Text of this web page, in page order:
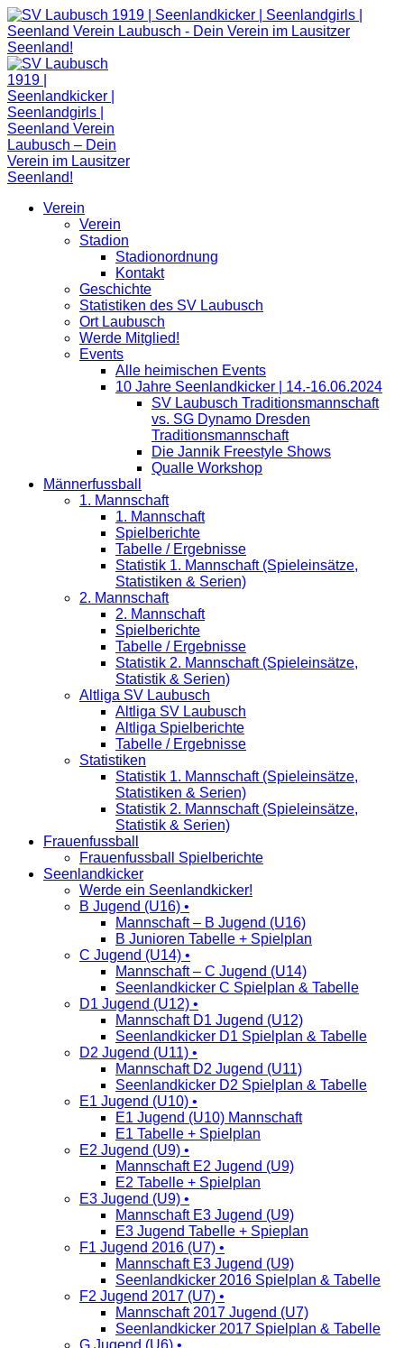
Zum
Inhalt
springen
Verein
Verein
Stadion
Stadionordnung
Kontakt
Geschichte
Statistiken des SV Laubusch
Ort Laubusch
Werde Mitglied!
Events
Alle heimischen Events
10 Jahre Seenlandkicker | 14.-16.06.2024
SV Laubusch Traditionsmannschaft
vs. SG Dynamo Dresden
Traditionsmannschaft
Die Jannik Freestyle Shows
Qualle Workshop
Männerfussball
1. Mannschaft
1. Mannschaft
Spielberichte
Tabelle / Ergebnisse
Statistik 1. Mannschaft (Spieleinsätze,
Statistiken & Serien)
2. Mannschaft
2. Mannschaft
Spielberichte
Tabelle / Ergebnisse
Statistik 2. Mannschaft (Spieleinsätze,
Statistik & Serien)
Altliga SV Laubusch
Altliga SV Laubusch
Altliga Spielberichte
Tabelle / Ergebnisse
Statistiken
Statistik 1. Mannschaft (Spieleinsätze,
Statistiken & Serien)
Statistik 2. Mannschaft (Spieleinsätze,
Statistik & Serien)
Frauenfussball
Frauenfussball Spielberichte
Seenlandkicker
Werde ein Seenlandkicker!
B Jugend (U16) •
Mannschaft – B Jugend (U16)
B Junioren Tabelle + Spielplan
C Jugend (U14) •
Mannschaft – C Jugend (U14)
Seenlandkicker C Spielplan & Tabelle
D1 Jugend (U12) •
Mannschaft D1 Jugend (U12)
Seenlandkicker D1 Spielplan & Tabelle
D2 Jugend (U11) •
Mannschaft D2 Jugend (U11)
Seenlandkicker D2 Spielplan & Tabelle
E1 Jugend (U10) •
E1 Jugend (U10) Mannschaft
E1 Tabelle + Spielplan
E2 Jugend (U9) •
Mannschaft E2 Jugend (U9)
E2 Tabelle + Spielplan
E3 Jugend (U9) •
Mannschaft E3 Jugend (U9)
E3 Jugend Tabelle + Spieplan
F1 Jugend 2016 (U7) •
Mannschaft E3 Jugend (U9)
Seenlandkicker 2016 Spielplan & Tabelle
F2 Jugend 2017 (U7) •
Mannschaft 2017 Jugend (U7)
Seenlandkicker 2017 Spielplan & Tabelle
G Jugend (U6) •